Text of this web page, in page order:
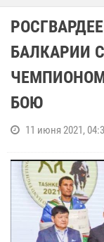
БАЛКАРИИ
БОЮ
11 июня 2021,